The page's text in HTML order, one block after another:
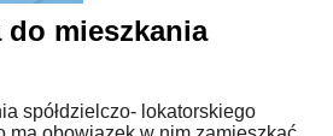
do mieszkania
spółdzielczo- lokatorskiego